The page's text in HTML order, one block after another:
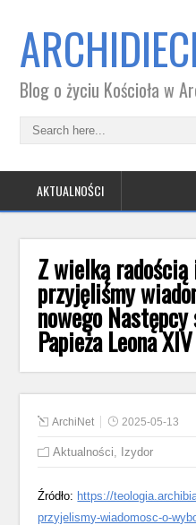
Blog o życiu Kościoła w
AKTUALNOŚCI
Z wielką
przyjęliśmy
nowego
Papieża Leona XIV
ArchiNet 2025-05-13
Aktualności, Izydor
Źródło: https://
przyjelismy-wiadomosc-o-